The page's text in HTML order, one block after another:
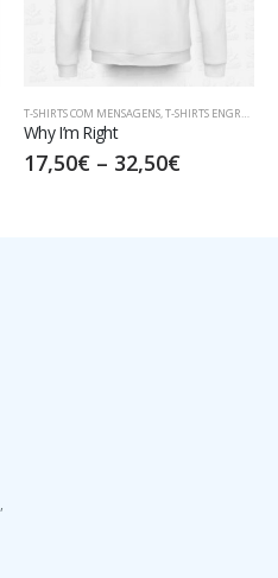
T-SHIRTS COM MENSAGENS,T-SHIRTS ENGRAÇADAS
Why I’m Right
17,50€ – 32,50€